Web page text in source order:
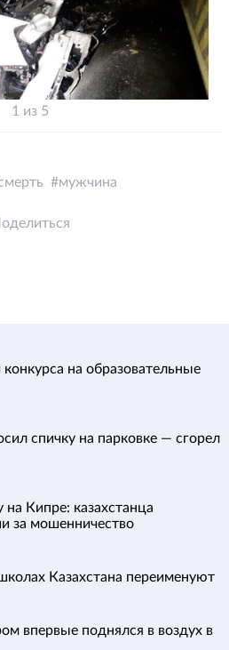
1 из 5
мужчина
на образовательные
спичку на парковке — сгорел
Кипре: казахстанца
за мошенничество
Казахстана переименуют
впервые поднялся в воздух в